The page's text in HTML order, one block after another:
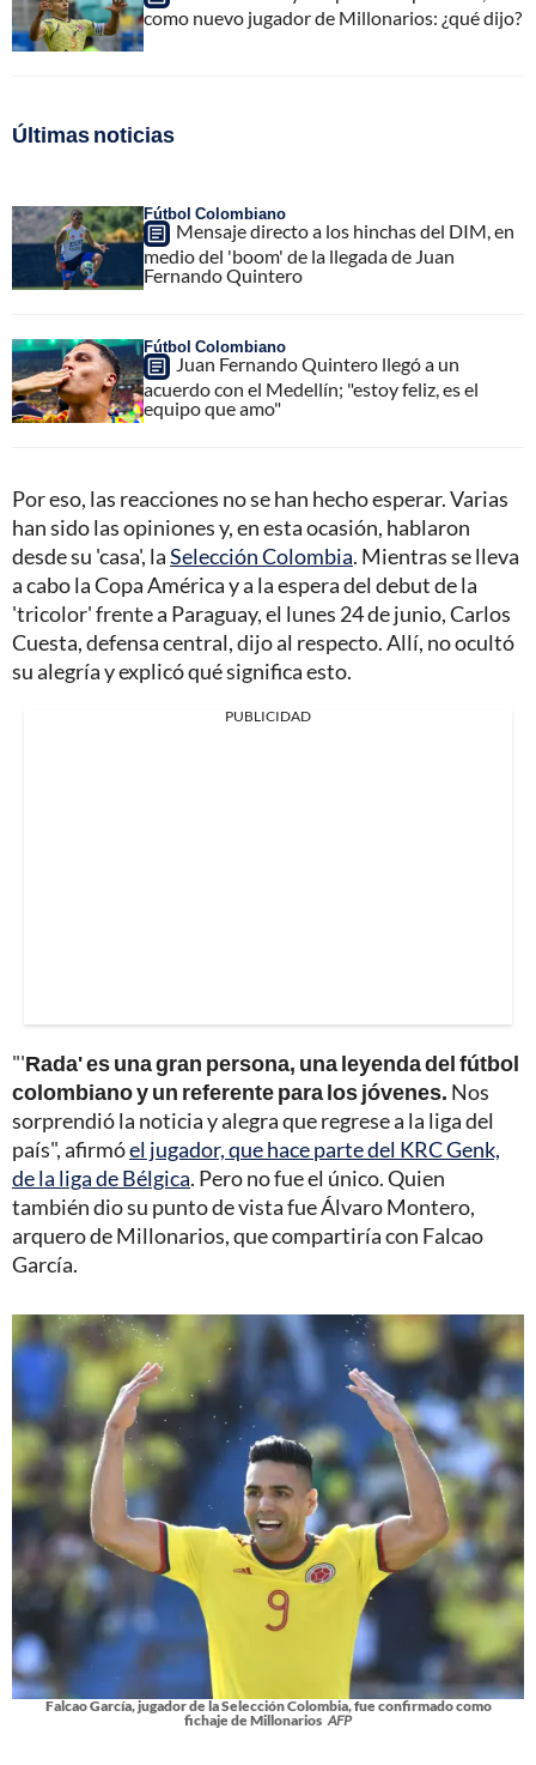
como nuevo jugador de Millonarios: ¿qué dijo?
Últimas noticias
Fútbol Colombiano
Mensaje directo a los hinchas del DIM, en
medio del 'boom' de la llegada de Juan
Fernando Quintero
Fútbol Colombiano
Juan Fernando Quintero llegó a un
acuerdo con el Medellín; "estoy feliz, es el
equipo que amo"
Por eso, las reacciones no se han hecho esperar. Varias
han sido las opiniones y, en esta ocasión, hablaron
desde su 'casa', laSelección Colombia. Mientras se lleva
a cabo la Copa América y a la espera del debut de la
'tricolor' frente a Paraguay, el lunes 24 de junio, Carlos
Cuesta, defensa central, dijo al respecto. Allí, no ocultó
su alegría y explicó qué significa esto.
PUBLICIDAD
"'Rada' es una gran persona, una leyenda del fútbol
colombiano y un referente para los jóvenes. Nos
sorprendió la noticia y alegra que regrese a la liga del
país", afirmóel jugador, que hace parte del KRC Genk,
de la liga de Bélgica. Pero no fue el único. Quien
también dio su punto de vista fue Álvaro Montero,
arquero de Millonarios, que compartiría con Falcao
García.
Falcao García, jugador de la Selección Colombia, fue confirmado como
fichaje de Millonarios AFP